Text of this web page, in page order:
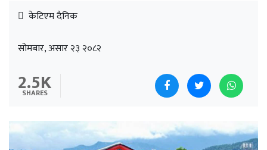
केटिएम दैनिक
सोमबार, असार २३ २०८२
2.5K
SHARES